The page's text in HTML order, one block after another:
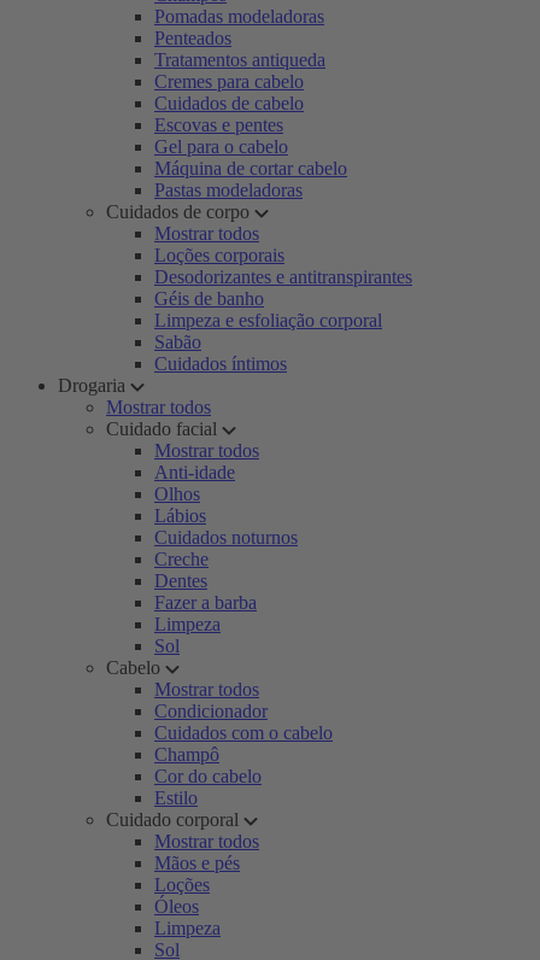
Pomadas modeladoras
Penteados
Tratamentos antiqueda
Cremes para cabelo
Cuidados de cabelo
Escovas e pentes
Gel para o cabelo
Máquina de cortar cabelo
Pastas modeladoras
Cuidados de corpo
Mostrar todos
Loções corporais
Desodorizantes e antitranspirantes
Géis de banho
Limpeza e esfoliação corporal
Sabão
Cuidados íntimos
Drogaria
Mostrar todos
Cuidado facial
Mostrar todos
Anti-idade
Olhos
Lábios
Cuidados noturnos
Creche
Dentes
Fazer a barba
Limpeza
Sol
Cabelo
Mostrar todos
Condicionador
Cuidados com o cabelo
Champô
Cor do cabelo
Estilo
Cuidado corporal
Mostrar todos
Mãos e pés
Loções
Óleos
Limpeza
Sol